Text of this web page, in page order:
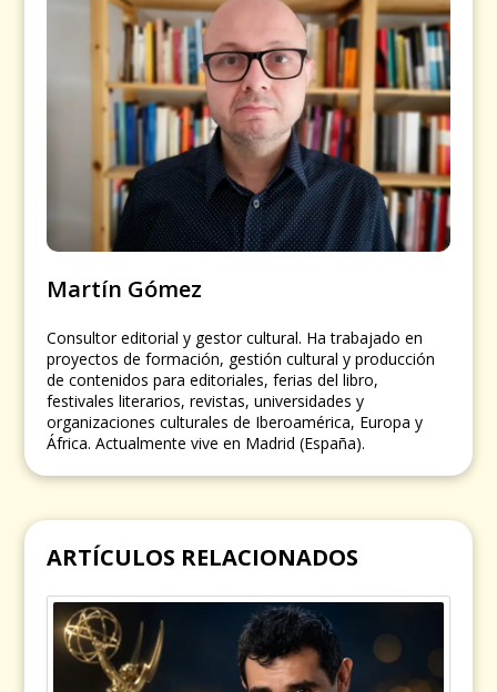
Martín Gómez
Consultor editorial y gestor cultural. Ha trabajado en
proyectos de formación, gestión cultural y producción
de contenidos para editoriales, ferias del libro,
festivales literarios, revistas, universidades y
organizaciones culturales de Iberoamérica, Europa y
África. Actualmente vive en Madrid (España).
ARTÍCULOS RELACIONADOS